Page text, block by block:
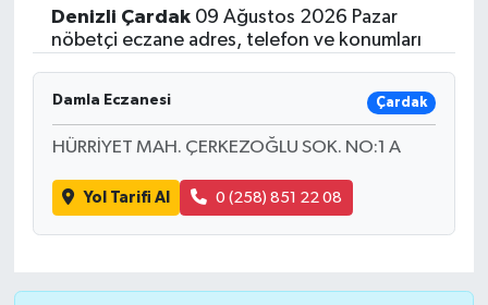
Denizli Çardak09 Ağustos 2026 Pazar
nöbetçi eczane adres, telefon ve konumları
Damla Eczanesi Çardak
HÜRRİYET MAH. ÇERKEZOĞLU SOK. NO:1 A
Yol Tarifi Al 0 (258) 851 22 08